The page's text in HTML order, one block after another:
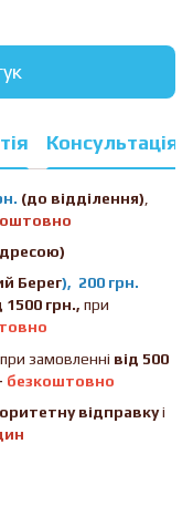
Консультація
(до відділення)
Берег), 200 грн.
1500 грн., при
при замовленні від 500
безкоштовно
відправкуі